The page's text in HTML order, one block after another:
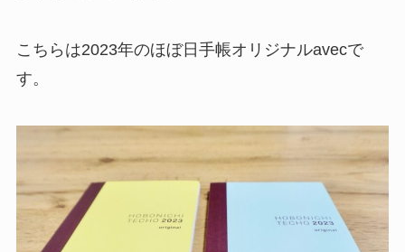
こちらは2023年のほぼ日手帳オリジナルavecで
す。